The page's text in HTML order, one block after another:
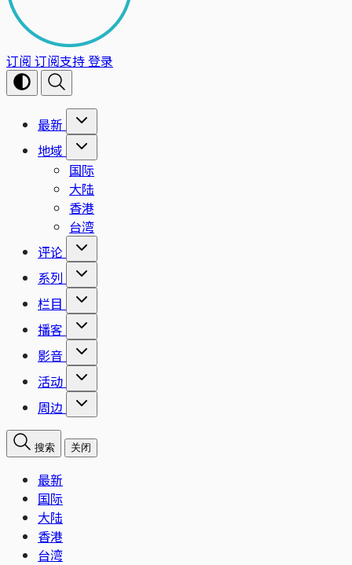
订阅 订阅支持登录
最新
地域
国际
大陆
香港
台湾
评论
系列
栏目
播客
影音
活动
周边
搜索 关闭
最新
国际
大陆
香港
台湾